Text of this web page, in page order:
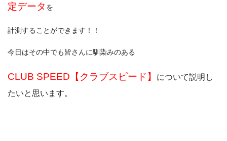
定データ を
計測することができます！！
今日はその中でも皆さんに馴染みのある
CLUB SPEED【クラブスピード】
について説明し
たいと思います。